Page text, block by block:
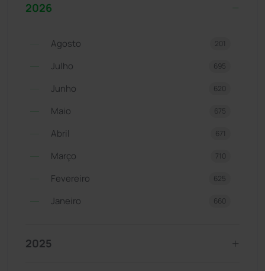
2026
Agosto 201
Julho 695
Junho 620
Maio 675
Abril 671
Março 710
Fevereiro 625
Janeiro 660
2025